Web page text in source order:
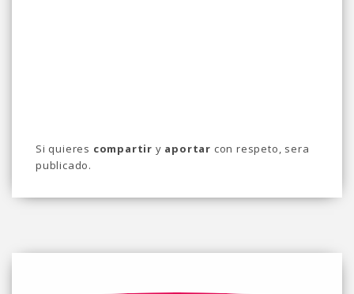
Si quieres compartir y aportar con respeto, sera
publicado.